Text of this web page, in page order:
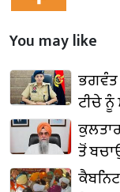
You may like
ਭਗਵੰਤ
ਟੀਚੇ
ਤੋਂ